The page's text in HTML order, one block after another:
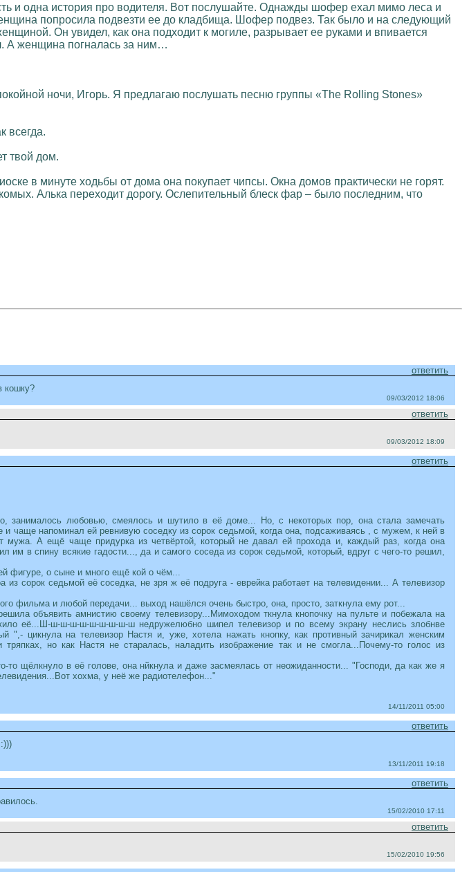
и одна история про водителя. Вот послушайте. Однажды шофер ехал мимо леса и
попросила подвезти ее до кладбища. Шофер подвез. Так было и на следующий
Он увидел, как она подходит к могиле, разрывает ее руками и впивается
А женщина погналась за ним…
ночи, Игорь. Я предлагаю послушать песню группы «The Rolling Stones»
всегда.
твой дом.
в минуте ходьбы от дома она покупает чипсы. Окна домов практически не горят.
Алька переходит дорогу. Ослепительный блеск фар – было последним, что
ответить
кошку?
09/03/2012 18:06
ответить
09/03/2012 18:09
ответить
занималось любовью, смеялось и шутило в её доме... Но, с некоторых пор, она стала замечать
и чаще напоминал ей ревнивую соседку из сорок седьмой, когда она, подсаживаясь , с мужем, к ней в
мужа. А ещё чаще придурка из четвёртой, который не давал ей прохода и, каждый раз, когда она
в спину всякие гадости..., да и самого соседа из сорок седьмой, который, вдруг с чего-то решил,
фигуре, о сыне и много ещё кой о чём...
сорок седьмой её соседка, не зря ж её подруга - еврейка работает на телевидении... А телевизор
фильма и любой передачи... выход нашёлся очень быстро, она, просто, заткнула ему рот...
объявить амнистию своему телевизору...Мимоходом ткнула кнопочку на пульте и побежала на
её...Ш-ш-ш-ш-ш-ш-ш-ш-ш-ш недружелюбно шипел телевизор и по всему экрану неслись злобнве
цикнула на телевизор Настя и, уже, хотела нажать кнопку, как противный зачирикал женским
но как Настя не старалась, наладить изображение так и не смогла...Почему-то голос из
то щёлкнуло в её голове, она нйкнула и даже засмеялась от неожиданности... "Господи, да как же я
хохма, у неё же радиотелефон..."
14/11/2011 05:00
ответить
13/11/2011 19:18
ответить
15/02/2010 17:11
ответить
15/02/2010 19:56